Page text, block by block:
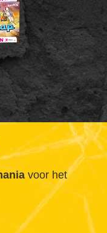
voor het